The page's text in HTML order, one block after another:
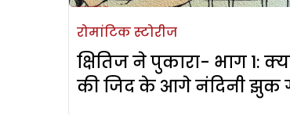
रोमांटिक स्टोरीज
क्षितिज ने पुकारा- भाग 1:
की जिद के आगे नंदिनी झुक